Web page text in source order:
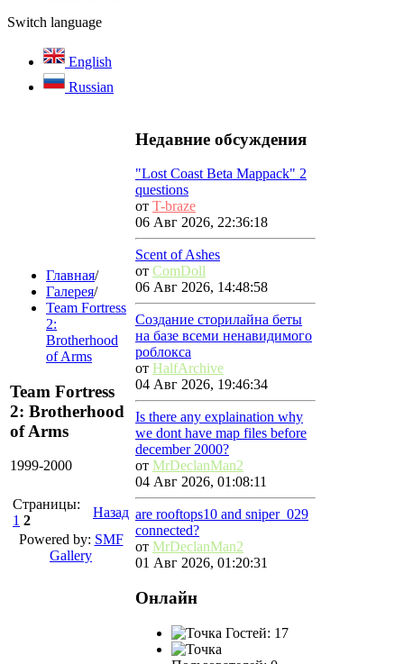
Switch language
English
Russian
Главная/
Галерея/
Team Fortress
2:
Brotherhood
of Arms
Team Fortress
2: Brotherhood
of Arms
1999-2000
Страницы:
1 2
Назад
Powered by: SMF
Gallery
Недавние обсуждения
"Lost Coast Beta Mappack" 2
questions
от T-braze
06 Авг 2026, 22:36:18
Scent of Ashes
от ComDoll
06 Авг 2026, 14:48:58
Создание сторилайна беты
на базе всеми ненавидимого
роблокса
от HalfArchive
04 Авг 2026, 19:46:34
Is there any explaination why
we dont have map files before
december 2000?
от MrDeclanMan2
04 Авг 2026, 01:08:11
are rooftops10 and sniper_029
connected?
от MrDeclanMan2
01 Авг 2026, 01:20:31
Онлайн
Гостей: 17